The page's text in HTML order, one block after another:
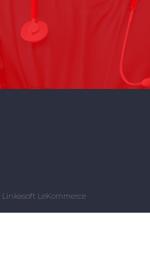
Linkasoft LeKommerce